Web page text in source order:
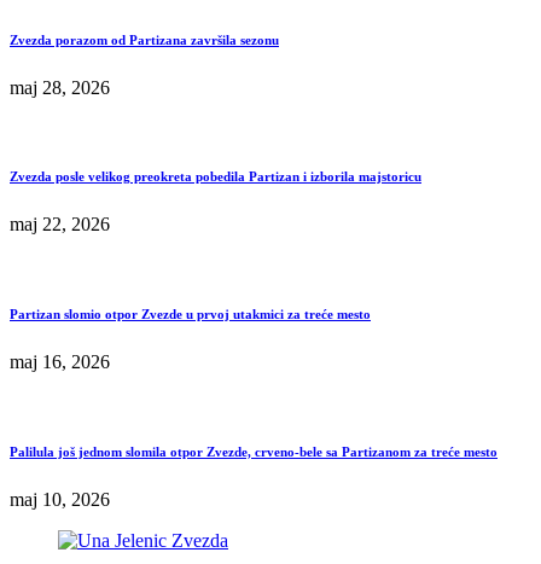
Zvezda porazom od Partizana završila sezonu
maj 28, 2026
Zvezda posle velikog preokreta pobedila Partizan i izborila majstoricu
maj 22, 2026
Partizan slomio otpor Zvezde u prvoj utakmici za treće mesto
maj 16, 2026
Palilula još jednom slomila otpor Zvezde, crveno-bele sa Partizanom za treće mesto
maj 10, 2026